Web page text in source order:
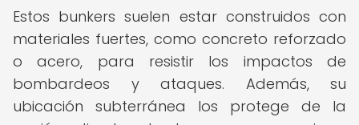
Estos bunkers suelen estar construidos con
materiales fuertes, como concreto reforzado
o acero, para resistir los impactos de
bombardeos y ataques. Además, su
ubicación subterránea los protege de la